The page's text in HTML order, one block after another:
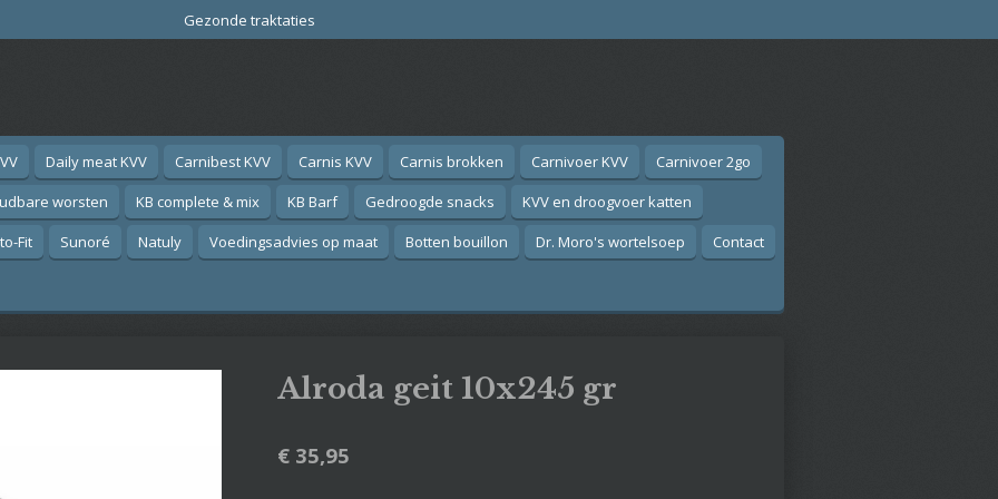
Gezonde traktaties
Daily meat KVV Carnibest KVV Carnis KVV Carnis brokken Carnivoer KVV
Carnivoer 2go
worsten KB complete & mix KB Barf Gedroogde snacks
KVV en droogvoer katten
Fit Sunoré Natuly Voedingsadvies op maat Botten bouillon Dr. Moro's wortelsoep Contact
Alroda geit 10x245 gr
€ 35,95